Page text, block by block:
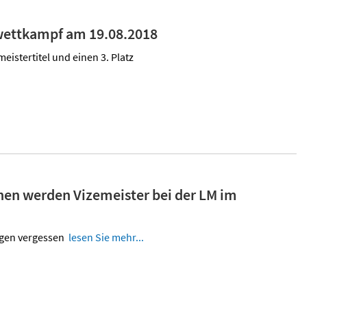
am 19.08.2018
und einen 3. Platz
werden Vizemeister bei der LM im
vergessen lesen Sie mehr...